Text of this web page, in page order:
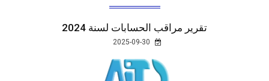
تقرير مراقب الحسابات لسنة 2024